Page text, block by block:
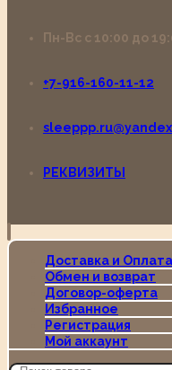
Пн-Вс с 10:00 до
+7-916-160-11-12
РЕКВИЗИТЫ
Доставка и Оплата
Обмен и возврат
Договор-оферта
Избранное
Регистрация
Мой аккаунт